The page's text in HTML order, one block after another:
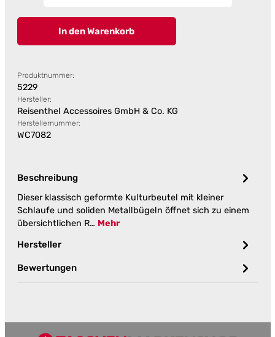
In den Warenkorb
Produktnummer:
5229
Hersteller:
Reisenthel Accessoires GmbH & Co. KG
Herstellernummer:
WC7082
Beschreibung
Dieser klassisch geformte Kulturbeutel mit kleiner
Schlaufe und soliden Metallbügeln öffnet sich zu einem
übersichtlichen R… Mehr
Hersteller
Bewertungen